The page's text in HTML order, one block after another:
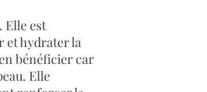
Elle est
et hydrater la
bénéficier car
Elle